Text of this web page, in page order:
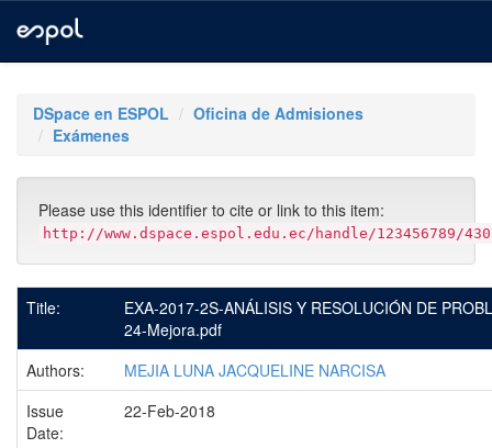
navigationDSpace en ESPOL
Oficina de Admisiones
Exámenes
Please use this identifier to cite or link to this item:
http://www.dspace.espol.edu.ec/handle/123456789/
Title:
EXA-2017-2S-ANÁLISIS Y RESOLUCIÓN DE
24-Mejora.pdf
Authors:
MEJIA LUNA JACQUELINE NARCISA
Issue
Date:
22-Feb-2018